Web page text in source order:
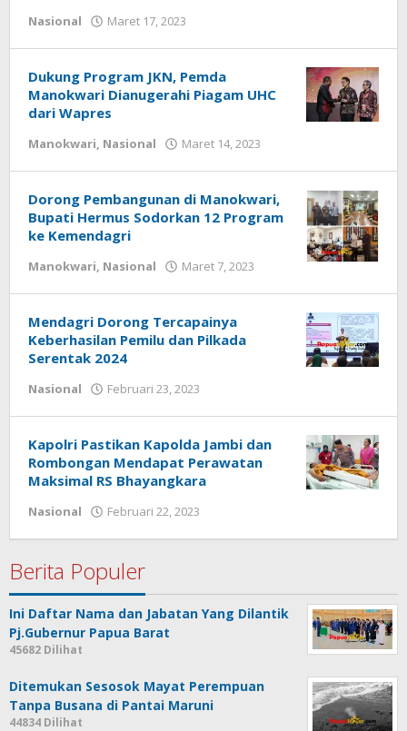
Nasional Maret 17, 2023
:
Papua
Star
Dukung Program JKN, Pemda
Manokwari Dianugerahi Piagam UHC
dari Wapres
Manokwari, Nasional Maret 14, 2023
:
Papua
Star
Dorong Pembangunan di Manokwari,
Bupati Hermus Sodorkan 12 Program
ke Kemendagri
Manokwari, Nasional Maret 7, 2023
:
Mendagri Dorong Tercapainya
Keberhasilan Pemilu dan Pilkada
Serentak 2024
Nasional Februari 23, 2023
:
Papua
Star
Kapolri Pastikan Kapolda Jambi dan
Rombongan Mendapat Perawatan
Maksimal RS Bhayangkara
Nasional Februari 22, 2023
:
Berita Populer
Ini Daftar Nama dan Jabatan Yang Dilantik
Pj.Gubernur Papua Barat
45682 Dilihat
Ditemukan Sesosok Mayat Perempuan
Tanpa Busana di Pantai Maruni
44834 Dilihat